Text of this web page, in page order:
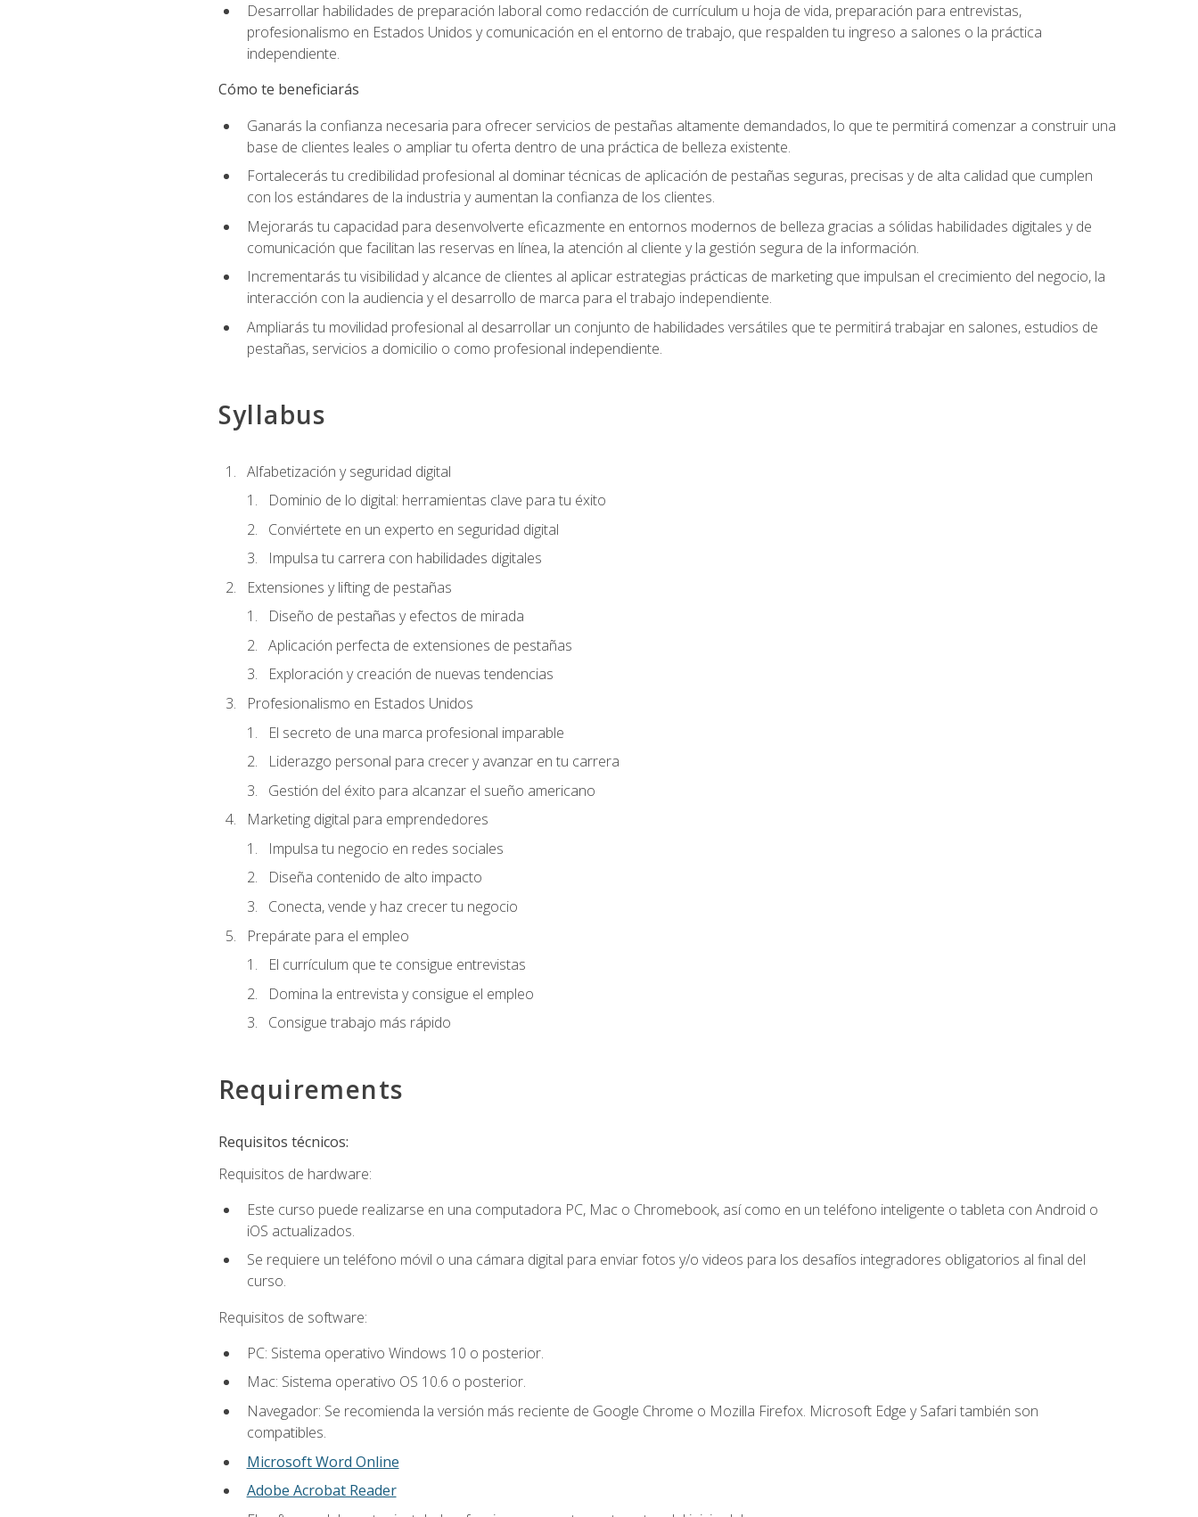
Desarrollar habilidades de preparación laboral como redacción de currículum u hoja de vida, preparación para entrevistas,
profesionalismo en Estados Unidos y comunicación en el entorno de trabajo, que respalden tu ingreso a salones o la práctica
independiente.
Cómo te beneficiarás
Ganarás la confianza necesaria para ofrecer servicios de pestañas altamente demandados, lo que te permitirá comenzar a construir una
base de clientes leales o ampliar tu oferta dentro de una práctica de belleza existente.
Fortalecerás tu credibilidad profesional al dominar técnicas de aplicación de pestañas seguras, precisas y de alta calidad que cumplen
con los estándares de la industria y aumentan la confianza de los clientes.
Mejorarás tu capacidad para desenvolverte eficazmente en entornos modernos de belleza gracias a sólidas habilidades digitales y de
comunicación que facilitan las reservas en línea, la atención al cliente y la gestión segura de la información.
Incrementarás tu visibilidad y alcance de clientes al aplicar estrategias prácticas de marketing que impulsan el crecimiento del negocio, la
interacción con la audiencia y el desarrollo de marca para el trabajo independiente.
Ampliarás tu movilidad profesional al desarrollar un conjunto de habilidades versátiles que te permitirá trabajar en salones, estudios de
pestañas, servicios a domicilio o como profesional independiente.
Syllabus
Alfabetización y seguridad digital
Dominio de lo digital: herramientas clave para tu éxito
Conviértete en un experto en seguridad digital
Impulsa tu carrera con habilidades digitales
Extensiones y lifting de pestañas
Diseño de pestañas y efectos de mirada
Aplicación perfecta de extensiones de pestañas
Exploración y creación de nuevas tendencias
Profesionalismo en Estados Unidos
El secreto de una marca profesional imparable
Liderazgo personal para crecer y avanzar en tu carrera
Gestión del éxito para alcanzar el sueño americano
Marketing digital para emprendedores
Impulsa tu negocio en redes sociales
Diseña contenido de alto impacto
Conecta, vende y haz crecer tu negocio
Prepárate para el empleo
El currículum que te consigue entrevistas
Domina la entrevista y consigue el empleo
Consigue trabajo más rápido
Requirements
Requisitos técnicos:
Requisitos de hardware:
Este curso puede realizarse en una computadora PC, Mac o Chromebook, así como en un teléfono inteligente o tableta con Android o
iOS actualizados.
Se requiere un teléfono móvil o una cámara digital para enviar fotos y/o videos para los desafíos integradores obligatorios al final del
curso.
Requisitos de software:
PC: Sistema operativo Windows 10 o posterior.
Mac: Sistema operativo OS 10.6 o posterior.
Navegador: Se recomienda la versión más reciente de Google Chrome o Mozilla Firefox. Microsoft Edge y Safari también son
compatibles.
Microsoft Word Online
Adobe Acrobat Reader